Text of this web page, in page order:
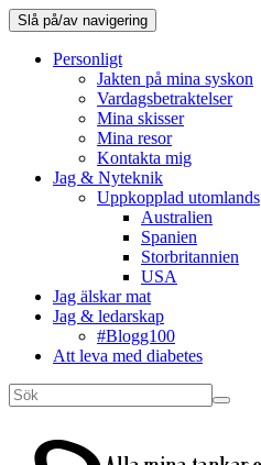
Slå på/av navigering
Personligt
Jakten på mina syskon
Vardagsbetraktelser
Mina skisser
Mina resor
Kontakta mig
Jag & Nyteknik
Uppkopplad utomlands
Australien
Spanien
Storbritannien
USA
Jag älskar mat
Jag & ledarskap
#Blogg100
Att leva med diabetes